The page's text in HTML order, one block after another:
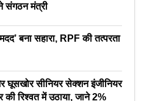
संगठन मंत्री
बना सहारा, RPF की तत्परता
सीनियर सेक्शन इंजीनियर
की रिश्वत में उठाया, जाने 2%